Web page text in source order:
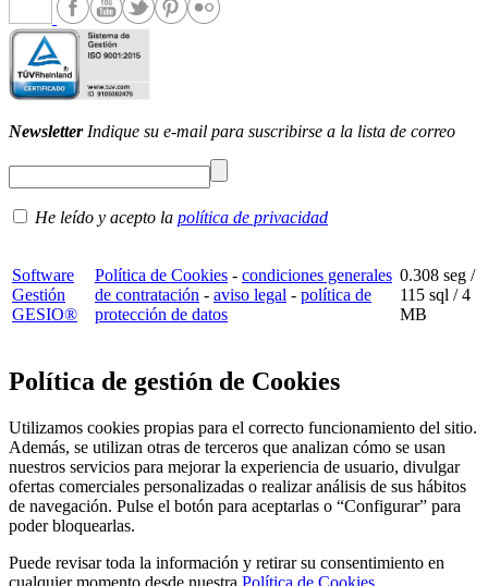
NewsletterIndique su e-mail para suscribirse a la lista de correo
He leído y acepto la política de privacidad
Software
Gestión
GESIO®
Política de Cookies - condiciones generales
de contratación - aviso legal - política de
protección de datos
0.308 seg /
115 sql / 4
MB
Política de gestión de Cookies
Utilizamos cookies propias para el correcto funcionamiento del sitio.
Además, se utilizan otras de terceros que analizan cómo se usan
nuestros servicios para mejorar la experiencia de usuario, divulgar
ofertas comerciales personalizadas o realizar análisis de sus hábitos
de navegación. Pulse el botón para aceptarlas o “Configurar” para
poder bloquearlas.
Puede revisar toda la información y retirar su consentimiento en
cualquier momento desde nuestra Política de Cookies